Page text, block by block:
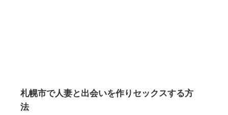
札幌市で人妻と出会いを作りセックスする方
法